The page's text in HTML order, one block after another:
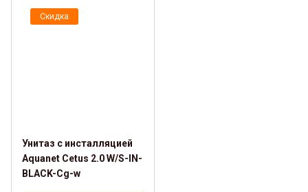
Скидка
Унитаз с инсталляцией
Aquanet Cetus 2.0 W/S-IN-
BLACK-Cg-w